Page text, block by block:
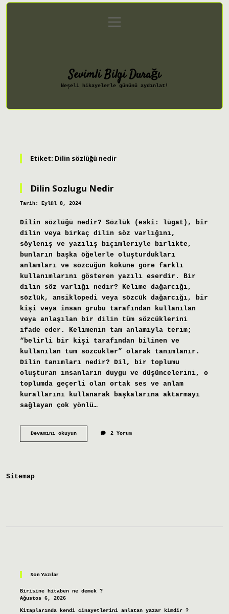
Gizlilik Politikası
menüyü
aç
Sevimli Bilgi Durağı
Neşeli hikayelerle gününü aydınlat!
Etiket: Dilin sözlüğü nedir
Dilin Sozlugu Nedir
Tarih: Eylül 8, 2024
Dilin sözlüğü nedir? Sözlük (eski: lügat), bir
dilin veya birkaç dilin söz varlığını,
söyleniş ve yazılış biçimleriyle birlikte,
bunların başka öğelerle oluşturdukları
anlamları ve sözcüğün köküne göre farklı
kullanımlarını gösteren yazılı eserdir. Bir
dilin söz varlığı nedir? Kelime dağarcığı,
sözlük, ansiklopedi veya sözcük dağarcığı, bir
kişi veya insan grubu tarafından kullanılan
veya anlaşılan bir dilin tüm sözcüklerini
ifade eder. Kelimenin tam anlamıyla terim;
“belirli bir kişi tarafından bilinen ve
kullanılan tüm sözcükler” olarak tanımlanır.
Dilin tanımları nedir? Dil, bir toplumu
oluşturan insanların duygu ve düşüncelerini, o
toplumda geçerli olan ortak ses ve anlam
kurallarını kullanarak başkalarına aktarmayı
sağlayan çok yönlü…
Devamını okuyunDilin
2 Yorum
Sitemap
Son Yazılar
Birisine hitaben ne demek ?
Ağustos 6, 2026
Kitaplarında kendi cinayetlerini anlatan yazar kimdir ?